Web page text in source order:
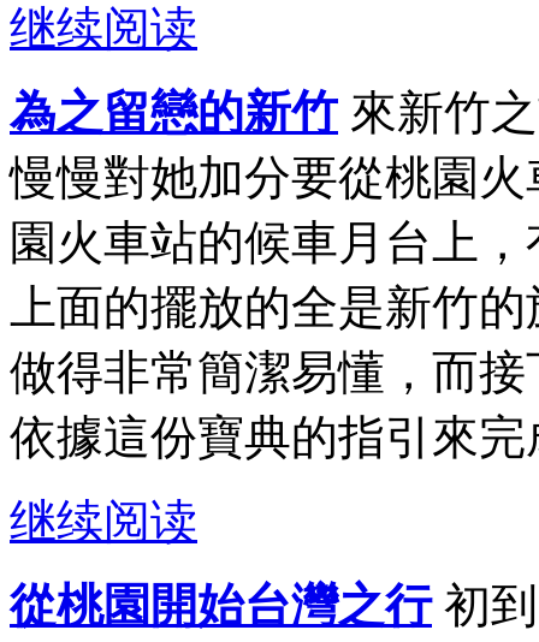
继续阅读
為之留戀的新竹 來新竹
慢慢對她加分要從桃園
園火車站的候車月台上
上面的擺放的全是新竹
做得非常簡潔易懂，而
依據這份寶典的指引來完
继续阅读
從桃園開始台灣之行初到